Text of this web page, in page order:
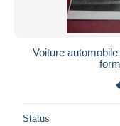
Voiture
Status